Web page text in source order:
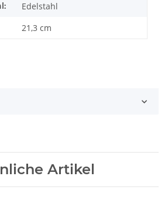
Edelstahl
21,3 cm
Artikel